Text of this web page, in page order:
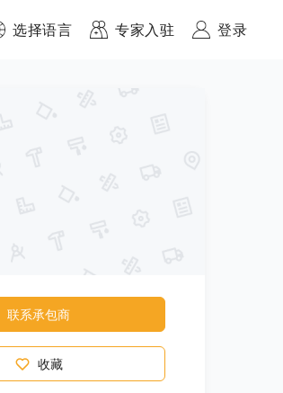
选择语言 专家入驻 登录
联系承包商
收藏